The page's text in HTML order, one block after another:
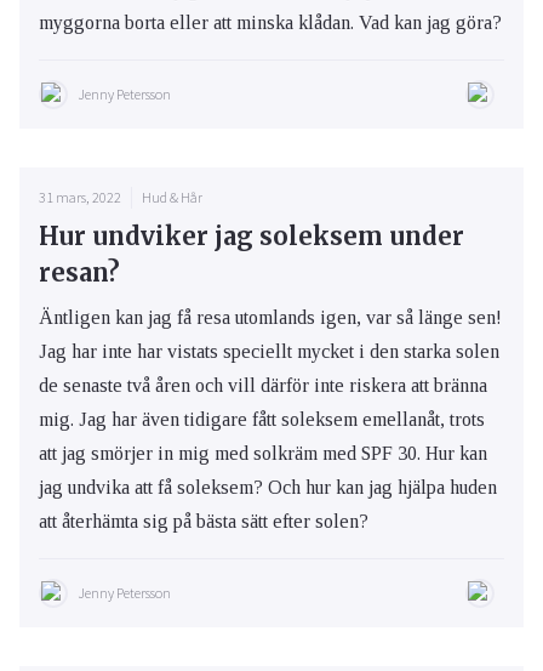
myggorna borta eller att minska klådan. Vad kan jag göra?
Jenny Petersson
31 mars, 2022 Hud & Hår
Hur undviker jag soleksem under
resan?
Äntligen kan jag få resa utomlands igen, var så länge sen!
Jag har inte har vistats speciellt mycket i den starka solen
de senaste två åren och vill därför inte riskera att bränna
mig. Jag har även tidigare fått soleksem emellanåt, trots
att jag smörjer in mig med solkräm med SPF 30. Hur kan
jag undvika att få soleksem? Och hur kan jag hjälpa huden
att återhämta sig på bästa sätt efter solen?
Jenny Petersson